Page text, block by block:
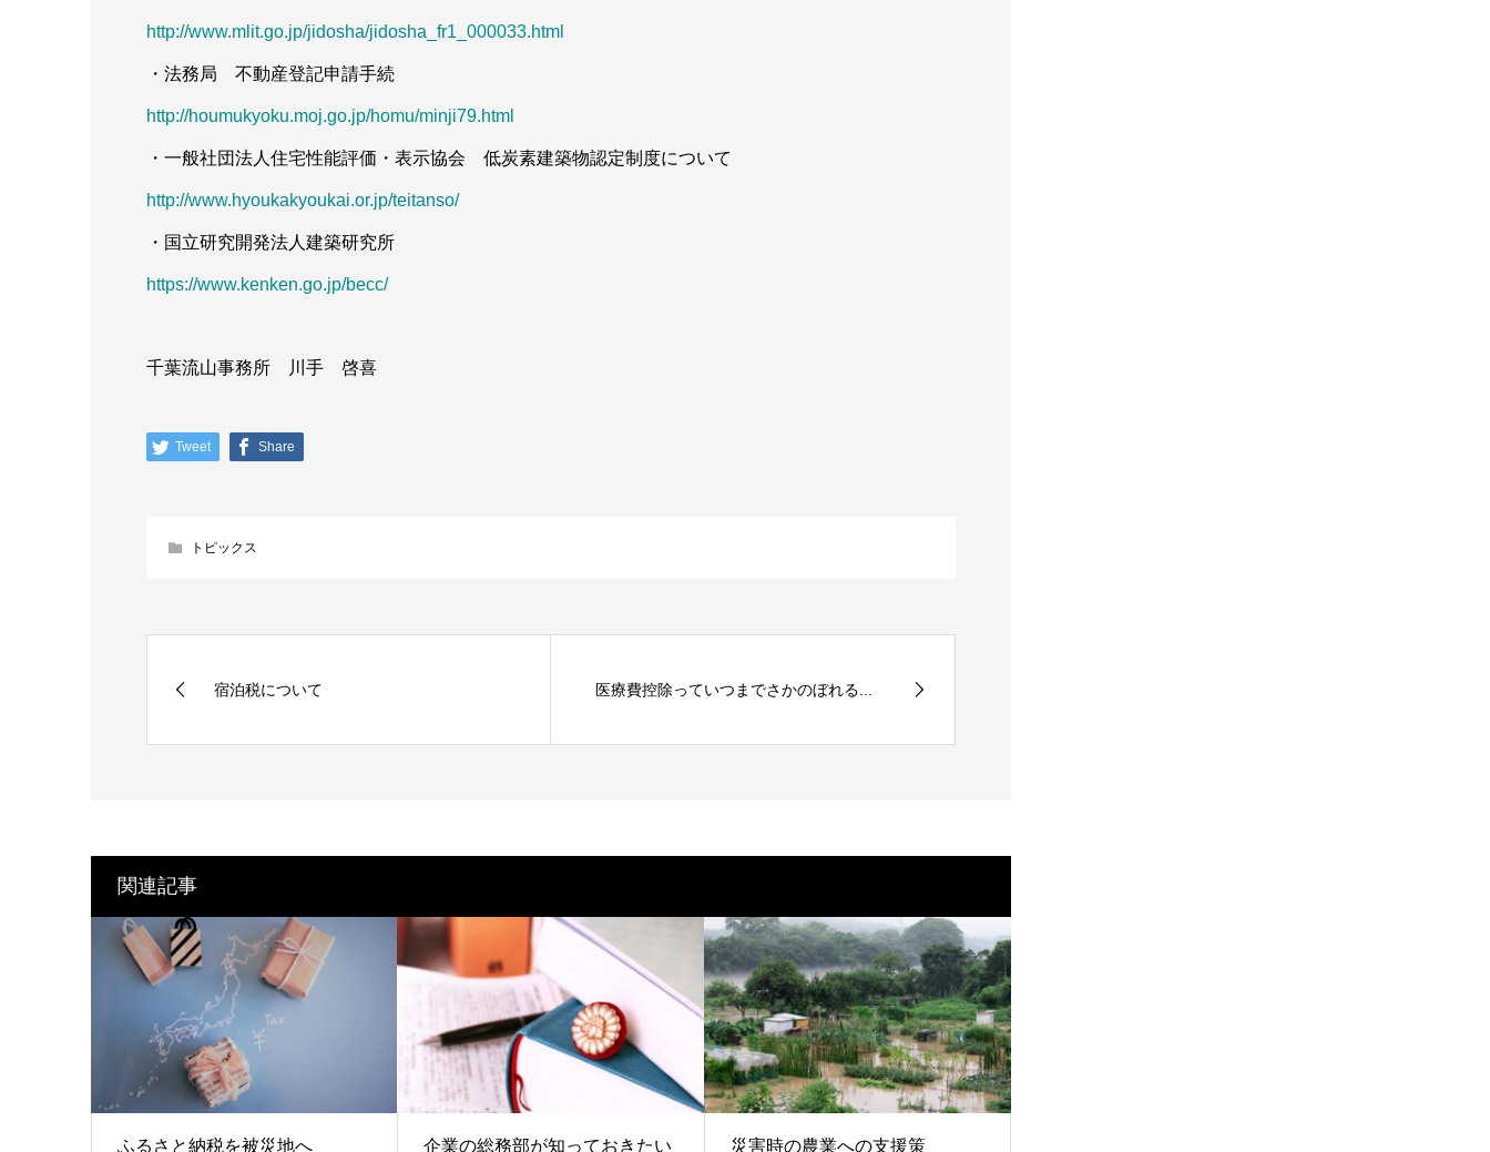
http://www.mlit.go.jp/jidosha/jidosha_fr1_000033.html
・法務局 不動産登記申請手続
http://houmukyoku.moj.go.jp/homu/minji79.html
・一般社団法人住宅性能評価・表示協会 低炭素建築物認定制度について
http://www.hyoukakyoukai.or.jp/teitanso/
・国立研究開発法人建築研究所
https://www.kenken.go.jp/becc/
千葉流山事務所 川手 啓喜
Tweet Share
トピックス
宿泊税について 医療費控除っていつまでさかのぼれる...
関連記事
ふるさと納税を被災地へ 企業の総務部が知っておきたい 災害時の農業への支援策